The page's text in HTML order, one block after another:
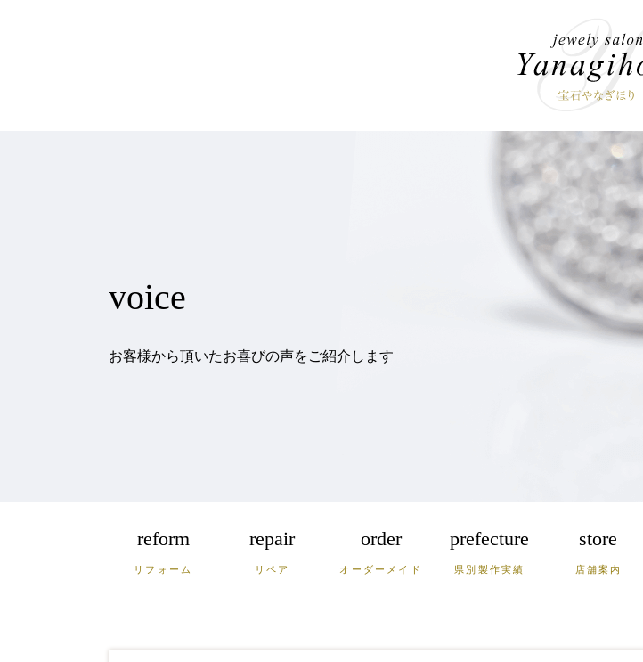
voice
お客様から頂いたお喜びの声をご紹介します
reform
リフォーム
repair
リペア
order
オーダーメイド
prefecture
県別製作実績
store
店舗案内